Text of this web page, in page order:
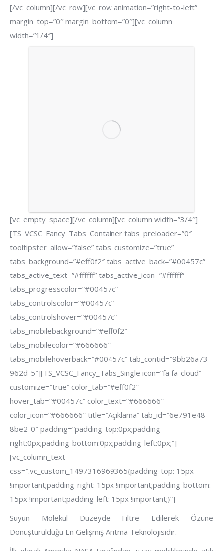
[/vc_column][/vc_row][vc_row animation=”right-to-left”
margin_top=”0″ margin_bottom=”0″][vc_column
width=”1/4″]
[vc_empty_space][/vc_column][vc_column width=”3/4″]
[TS_VCSC_Fancy_Tabs_Container tabs_preloader=”0″
tooltipster_allow=”false” tabs_customize=”true”
tabs_background=”#eff0f2″ tabs_active_back=”#00457c”
tabs_active_text=”#ffffff” tabs_active_icon=”#ffffff”
tabs_progresscolor=”#00457c”
tabs_controlscolor=”#00457c”
tabs_controlshover=”#00457c”
tabs_mobilebackground=”#eff0f2″
tabs_mobilecolor=”#666666″
tabs_mobilehoverback=”#00457c” tab_contid=”9bb26a73-
962d-5″][TS_VCSC_Fancy_Tabs_Single icon=”fa fa-cloud”
customize=”true” color_tab=”#eff0f2″
hover_tab=”#00457c” color_text=”#666666″
color_icon=”#666666″ title=”Açıklama” tab_id=”6e791e48-
8be2-0″ padding=”padding-top:0px;padding-
right:0px;padding-bottom:0px;padding-left:0px;”]
[vc_column_text
css=”.vc_custom_1497316969365{padding-top: 15px
!important;padding-right: 15px !important;padding-bottom:
15px !important;padding-left: 15px !important;}”]
Suyun Molekül Düzeyde Filtre Edilerek Özüne
Dönüştürüldüğü En Gelişmiş Arıtma Teknolojisidir.